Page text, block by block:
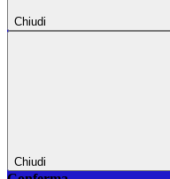
Chiudi
Chiudi